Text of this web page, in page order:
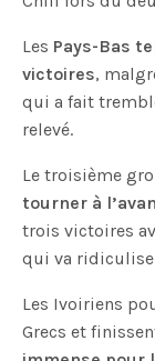
Les Pays-Bas
victoires,
qui a fait
relevé.
Le troisième
tourner à
trois victoires
qui va
Les Ivoiriens
Grecs et